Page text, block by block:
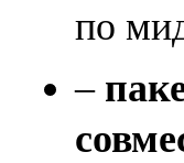
по
–